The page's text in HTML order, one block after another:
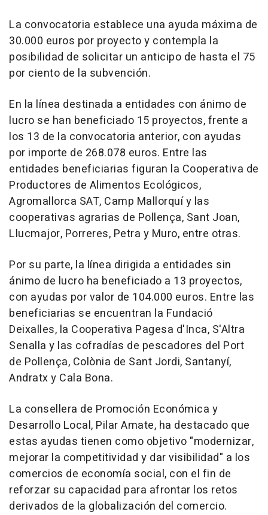
La convocatoria establece una ayuda máxima de
30.000 euros por proyecto y contempla la
posibilidad de solicitar un anticipo de hasta el 75
por ciento de la subvención.
En la línea destinada a entidades con ánimo de
lucro se han beneficiado 15 proyectos, frente a
los 13 de la convocatoria anterior, con ayudas
por importe de 268.078 euros. Entre las
entidades beneficiarias figuran la Cooperativa de
Productores de Alimentos Ecológicos,
Agromallorca SAT, Camp Mallorquí y las
cooperativas agrarias de Pollença, Sant Joan,
Llucmajor, Porreres, Petra y Muro, entre otras.
Por su parte, la línea dirigida a entidades sin
ánimo de lucro ha beneficiado a 13 proyectos,
con ayudas por valor de 104.000 euros. Entre las
beneficiarias se encuentran la Fundació
Deixalles, la Cooperativa Pagesa d'Inca, S'Altra
Senalla y las cofradías de pescadores del Port
de Pollença, Colònia de Sant Jordi, Santanyí,
Andratx y Cala Bona.
La consellera de Promoción Económica y
Desarrollo Local, Pilar Amate, ha destacado que
estas ayudas tienen como objetivo "modernizar,
mejorar la competitividad y dar visibilidad" a los
comercios de economía social, con el fin de
reforzar su capacidad para afrontar los retos
derivados de la globalización del comercio.